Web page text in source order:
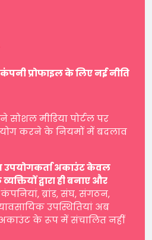
प्रोफाइल के लिए नई नीति
मीडिया पोर्टल पर
करने के नियमों में बदलाव
उपयोगकर्ता अकाउंट केवल
द्वारा ही बनाए और
कंपनियां, ब्रांड, संघ, संगठन,
उपस्थितियां अब
अकाउंट के रूप में संचालित नहीं